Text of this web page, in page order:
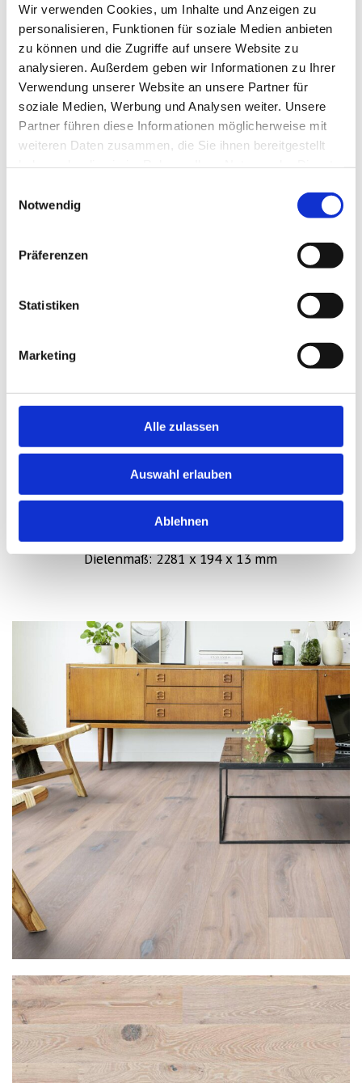
Wir verwenden Cookies, um Inhalte und Anzeigen zu
personalisieren, Funktionen für soziale Medien anbieten
zu können und die Zugriffe auf unsere Website zu
analysieren. Außerdem geben wir Informationen zu Ihrer
Verwendung unserer Website an unsere Partner für
soziale Medien, Werbung und Analysen weiter. Unsere
Partner führen diese Informationen möglicherweise mit
weiteren Daten zusammen, die Sie ihnen bereitgestellt
Notwendig
Präferenzen
Statistiken
Marketing
Alle zulassen
Auswahl erlauben
Ablehnen
Parkett Eiche Nature Tres
Lackierte Oberfläche
Dielenmaß: 2281 x 194 x 13 mm